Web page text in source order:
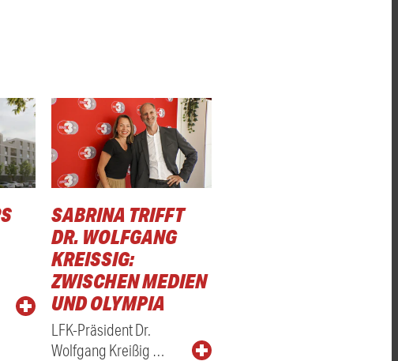
SABRINA TRIFFT
DR. WOLFGANG
KREISSIG: Z
WISCHEN MEDIEN U
ND OLYMPIA
LFK-Präsident Dr.
Wolfgang Kreißig …